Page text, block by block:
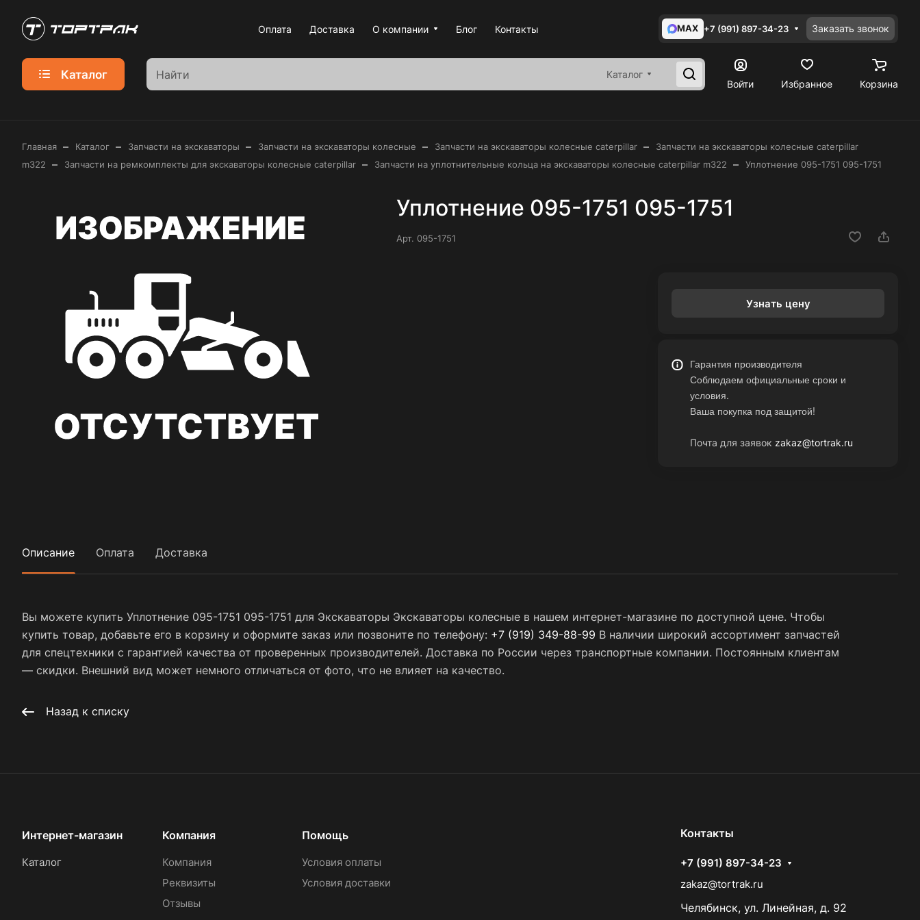
Оплата Доставка О компании Блог Контакты MAX +7 (991) 897-34-23 Заказать звонок
Каталог
Каталог
Войти
Избранное Корзина
Главная – Каталог – Запчасти на экскаваторы – Запчасти на экскаваторы колесные – Запчасти на экскаваторы колесные caterpillar –
Запчасти на экскаваторы колесные caterpillar
m322
– Запчасти на ремкомплекты для экскаваторы колесные caterpillar – Запчасти на уплотнительные кольца на экскаваторы колесные caterpillar m322 – Уплотнение 095-1751 095-1751
Уплотнение 095-1751 095-1751
Арт. 095-1751
Узнать цену
Гарантия производителя
Соблюдаем официальные сроки и
условия.
Ваша покупка под защитой!
Почта для заявок zakaz@tortrak.ru
Описание Оплата Доставка
Вы можете купить Уплотнение 095-1751 095-1751 для Экскаваторы Экскаваторы колесные в нашем интернет-магазине по доступной цене. Чтобы
купить товар, добавьте его в корзину и оформите заказ или позвоните по телефону: +7 (919) 349-88-99 В наличии широкий ассортимент запчастей
для спецтехники с гарантией качества от проверенных производителей. Доставка по России через транспортные компании. Постоянным клиентам
— скидки. Внешний вид может немного отличаться от фото, что не влияет на качество.
Назад к списку
Интернет-магазин
Каталог
Компания
Компания
Реквизиты
Отзывы
Помощь
Условия оплаты
Условия доставки
Контакты
+7 (991) 897-34-23
zakaz@tortrak.ru
Челябинск, ул. Линейная, д. 92